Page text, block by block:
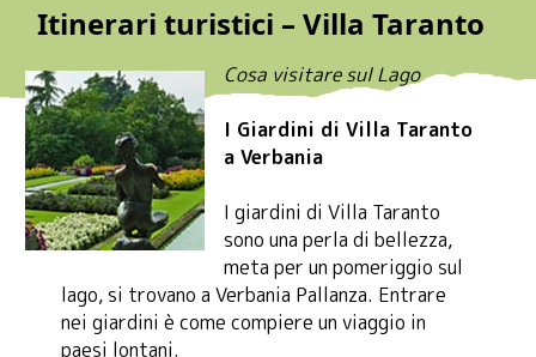
Itinerari turistici – Villa Taranto
Cosa visitare sul Lago
I Giardini di Villa Taranto
a Verbania
I giardini di Villa Taranto
sono una perla di bellezza,
meta per un pomeriggio sul
lago, si trovano a Verbania Pallanza. Entrare
nei giardini è come compiere un viaggio in
paesi lontani.